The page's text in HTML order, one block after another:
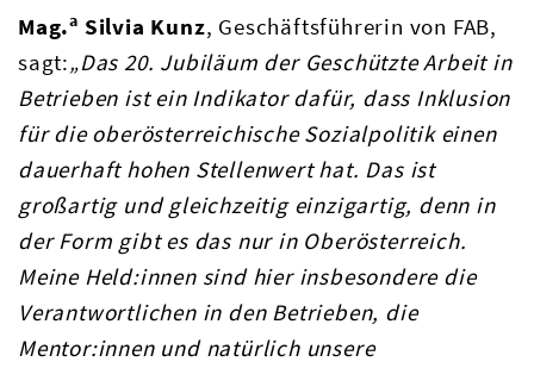
Mag.a Silvia Kunz, Geschäftsführerin von FAB,
sagt:„Das 20. Jubiläum der Geschützte Arbeit in
Betrieben ist ein Indikator dafür, dass Inklusion
für die oberösterreichische Sozialpolitik einen
dauerhaft hohen Stellenwert hat. Das ist
großartig und gleichzeitig einzigartig, denn in
der Form gibt es das nur in Oberösterreich.
Meine Held:innen sind hier insbesondere die
Verantwortlichen in den Betrieben, die
Mentor:innen und natürlich unsere